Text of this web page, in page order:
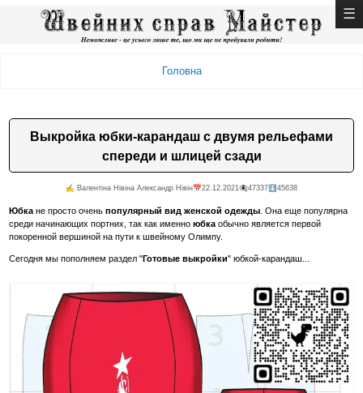
Головна
Выкройка юбки-карандаш с двумя рельефами
спереди и шлицей сзади
✍️ Валентiна Нiвiна Александр Нiвiн📅22.12.2021👁️‍🗨️47337 ⬇️45638
Юбка не просто оченьпопулярный вид женской одежды . Она еще популярна
среди начинающих портних, так как именноюбка обычно является первой
покоренной вершиной на пути к швейному Олимпу.
Сегодня мы пополняем раздел "Готовые выкройки" юбкой-карандаш...